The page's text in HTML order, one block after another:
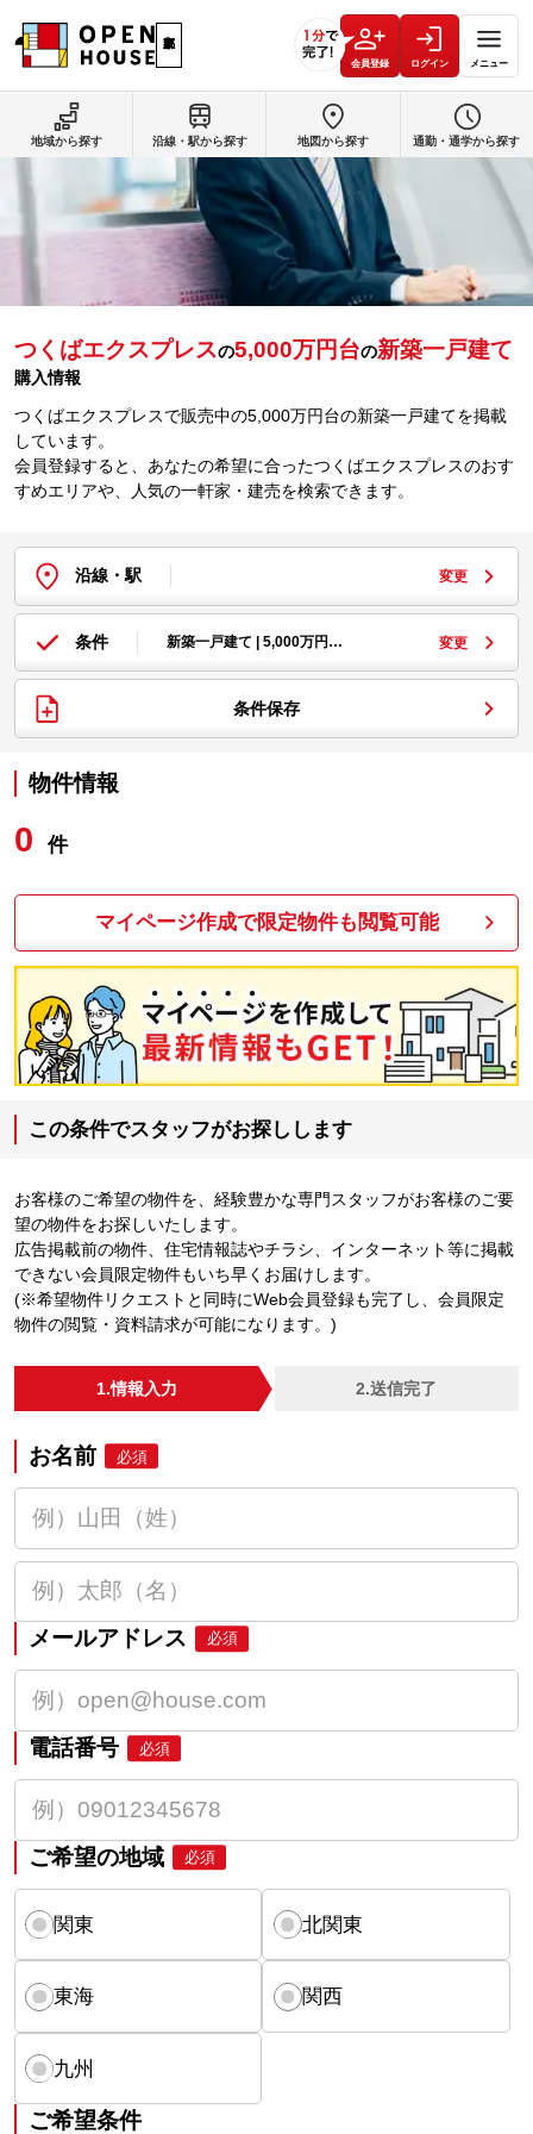
会員登録 ログイン メニュー
つくばエクスプレスの5,000万円台の新築一戸建て
購入情報
つくばエクスプレスで販売中の5,000万円台の新築一戸建てを掲載
しています。
会員登録すると、あなたの希望に合ったつくばエクスプレスのおす
すめエリアや、人気の一軒家・建売を検索できます。
沿線・駅 変更
条件 新築一戸建て | 5,000万円… 変更
条件保存
物件情報
0 件
マイページ作成で限定物件も閲覧可能
この条件でスタッフがお探しします
お客様のご希望の物件を、経験豊かな専門スタッフがお客様のご要
望の物件をお探しいたします。
広告掲載前の物件、住宅情報誌やチラシ、インターネット等に掲載
できない会員限定物件もいち早くお届けします。
(※希望物件リクエストと同時にWeb会員登録も完了し、会員限定
物件の閲覧・資料請求が可能になります。)
1.情報入力 2.送信完了
お名前 必須
メールアドレス 必須
電話番号 必須
ご希望の地域 必須
関東 北関東
東海 関西
九州
ご希望条件
地域から探す 沿線・駅から探す 地図から探す 通勤・通学から探す